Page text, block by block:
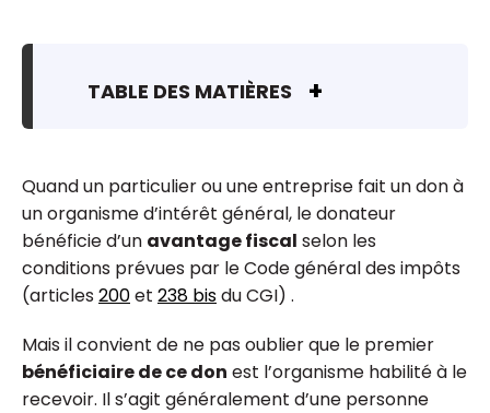
TABLE DES MATIÈRES
Quand un particulier ou une entreprise fait un don à
un organisme d’intérêt général, le donateur
bénéficie d’un avantage fiscal selon les
conditions prévues par le Code général des impôts
(articles 200et 238 bisdu CGI) .
Mais il convient de ne pas oublier que le premier
bénéficiaire de ce don est l’organisme habilité à le
recevoir. Il s’agit généralement d’une personne